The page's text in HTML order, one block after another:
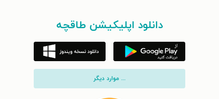
دانلود اپلیکیشن طاقچه
... موارد دیگر